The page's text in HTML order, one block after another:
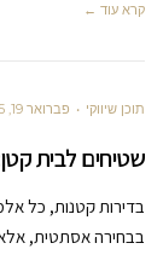
קרא עוד ←
תוכן שיווקי פברואר 19, 2025
שטיחים לבית
בדירות קטנות, כל
בבחירה אסתטית,